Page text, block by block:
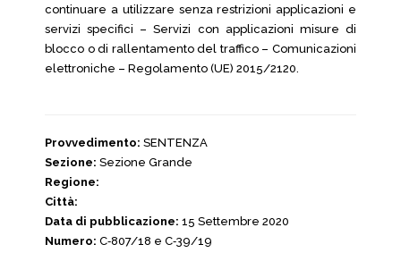
continuare a utilizzare senza restrizioni applicazioni e
servizi specifici – Servizi con applicazioni misure di
blocco o di rallentamento del traffico – Comunicazioni
elettroniche – Regolamento (UE) 2015/2120.
Provvedimento: SENTENZA
Sezione: Sezione Grande
Regione:
Città:
Data di pubblicazione: 15 Settembre 2020
Numero: C‑807/18 e C‑39/19